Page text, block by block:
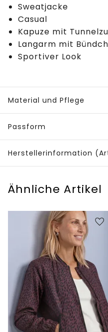
Sweatjacke
Casual
Kapuze mit
Langarm mit
Sportiver Look
Material und Pflege
Passform
Herstellerinformation
Ähnliche Artikel